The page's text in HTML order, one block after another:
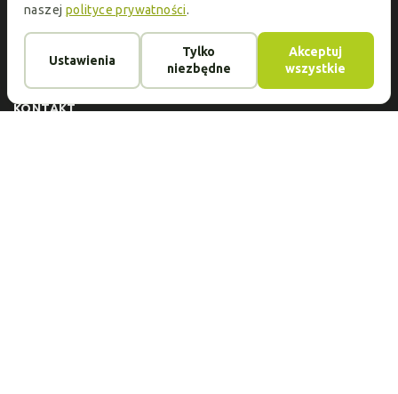
KATALOG
Szkła okularowe
O FIRMIE
UsługiKontaktOpiniePłatność i dostawaArtykuły
KONTAKT
naszej polityce prywatności.
Ustawienia
Tylko
niezbędne
Akceptuj
wszystkie